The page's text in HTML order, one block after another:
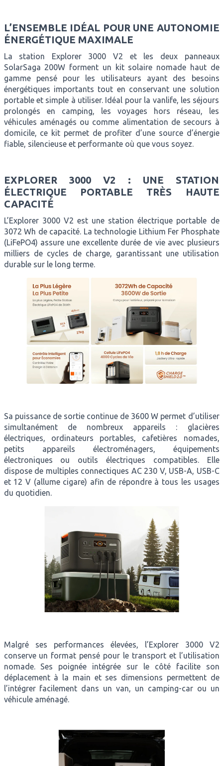
L’ENSEMBLE IDÉAL POUR UNE AUTONOMIE
ÉNERGÉTIQUE MAXIMALE
La station Explorer 3000 V2 et les deux panneaux
SolarSaga 200W forment un kit solaire nomade haut de
gamme pensé pour les utilisateurs ayant des besoins
énergétiques importants tout en conservant une solution
portable et simple à utiliser. Idéal pour la vanlife, les séjours
prolongés en camping, les voyages hors réseau, les
véhicules aménagés ou comme alimentation de secours à
domicile, ce kit permet de profiter d’une source d’énergie
fiable, silencieuse et performante où que vous soyez.
EXPLORER 3000 V2 : UNE STATION
ÉLECTRIQUE PORTABLE TRÈS HAUTE
CAPACITÉ
L’Explorer 3000 V2 est une station électrique portable de
3072 Wh de capacité. La technologie Lithium Fer Phosphate
(LiFePO4) assure une excellente durée de vie avec plusieurs
milliers de cycles de charge, garantissant une utilisation
durable sur le long terme.
Sa puissance de sortie continue de 3600 W permet d’utiliser
simultanément de nombreux appareils : glacières
électriques, ordinateurs portables, cafetières nomades,
petits appareils électroménagers, équipements
électroniques ou outils électriques compatibles. Elle
dispose de multiples connectiques AC 230 V, USB-A, USB-C
et 12 V (allume cigare) afin de répondre à tous les usages
du quotidien.
Malgré ses performances élevées, l’Explorer 3000 V2
conserve un format pensé pour le transport et l’utilisation
nomade. Ses poignée intégrée sur le côté facilite son
déplacement à la main et ses dimensions permettent de
l’intégrer facilement dans un van, un camping-car ou un
véhicule aménagé.